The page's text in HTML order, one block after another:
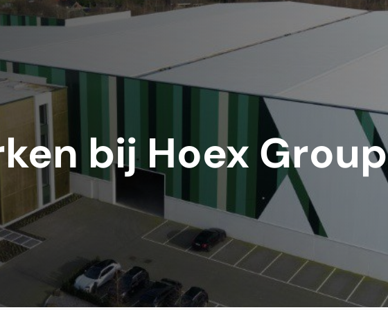
bij Hoex Group